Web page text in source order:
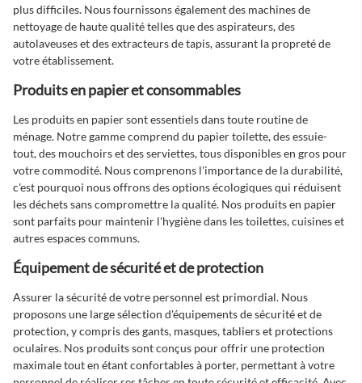
plus difficiles. Nous fournissons également des machines de
nettoyage de haute qualité telles que des aspirateurs, des
autolaveuses et des extracteurs de tapis, assurant la propreté de
votre établissement.
Produits en papier et consommables
Les produits en papier sont essentiels dans toute routine de
ménage. Notre gamme comprend du papier toilette, des essuie-
tout, des mouchoirs et des serviettes, tous disponibles en gros pour
votre commodité. Nous comprenons l'importance de la durabilité,
c'est pourquoi nous offrons des options écologiques qui réduisent
les déchets sans compromettre la qualité. Nos produits en papier
sont parfaits pour maintenir l'hygiène dans les toilettes, cuisines et
autres espaces communs.
Équipement de sécurité et de protection
Assurer la sécurité de votre personnel est primordial. Nous
proposons une large sélection d'équipements de sécurité et de
protection, y compris des gants, masques, tabliers et protections
oculaires. Nos produits sont conçus pour offrir une protection
maximale tout en étant confortables à porter, permettant à votre